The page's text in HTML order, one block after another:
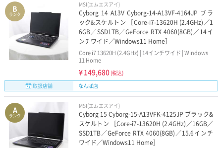
B
ランク
MSI(エムエスアイ)
Cyborg 14 A13V Cyborg-14-A13VF-4164JP ブラ
ック&スケルトン ［Core-i7-13620H (2.4GHz)／1
6GB／SSD1TB／GeForce RTX 4060(8GB)／14イ
ンチワイド／Windows11 Home］
Core i7 13620H (2.4GHz) | 14インチワイド | Windows
11 Home
¥149,680 (税込)
取扱店舗
なんば店
A
ランク
MSI(エムエスアイ)
Cyborg 15 Cyborg-15-A13VFK-4125JP ブラック&
スケルトン ［Core-i7-13620H (2.4GHz)／16GB／
SSD1TB／GeForce RTX 4060(8GB)／15.6インチ
ワイド／Windows11 Home］